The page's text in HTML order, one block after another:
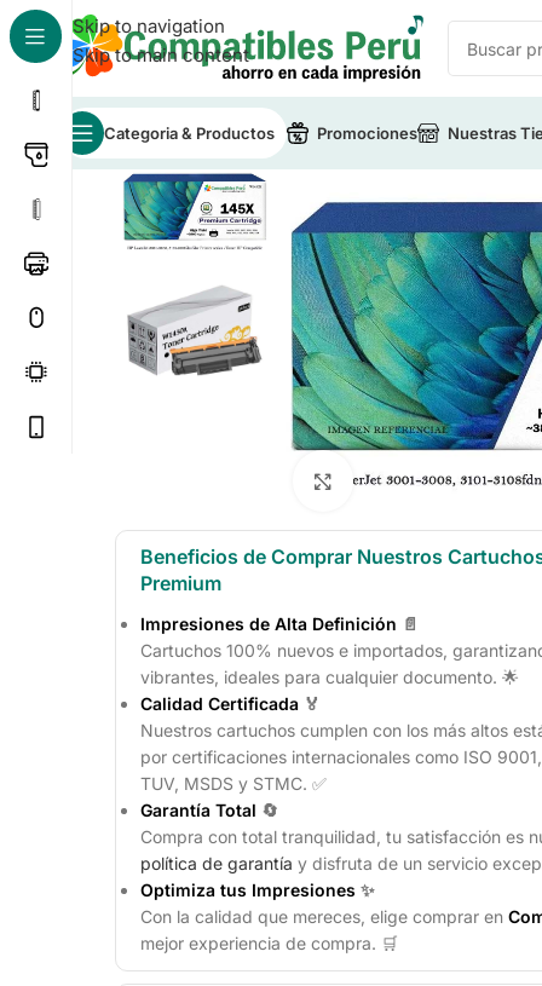
Skip to navigation
Skip to main content
Categoria & Productos Promociones Nuestras
Inicio/Toner para Impresoras
Click to enlarge
Beneficios de Comprar Nuestros
Premium
Impresiones de Alta Definición 📄
Cartuchos 100% nuevos e importados,
vibrantes, ideales para cualquier documento. 🌟
Calidad Certificada 🏅
Nuestros cartuchos cumplen con los más altos
por certificaciones internacionales como ISO
TUV, MSDS y STMC. ✅
Garantía Total 🔄
Compra con total tranquilidad, tu satisfacción es
política de garantía y disfruta de un servicio
Optimiza tus Impresiones ✨
Con la calidad que mereces, elige comprar en
mejor experiencia de compra. 🛒